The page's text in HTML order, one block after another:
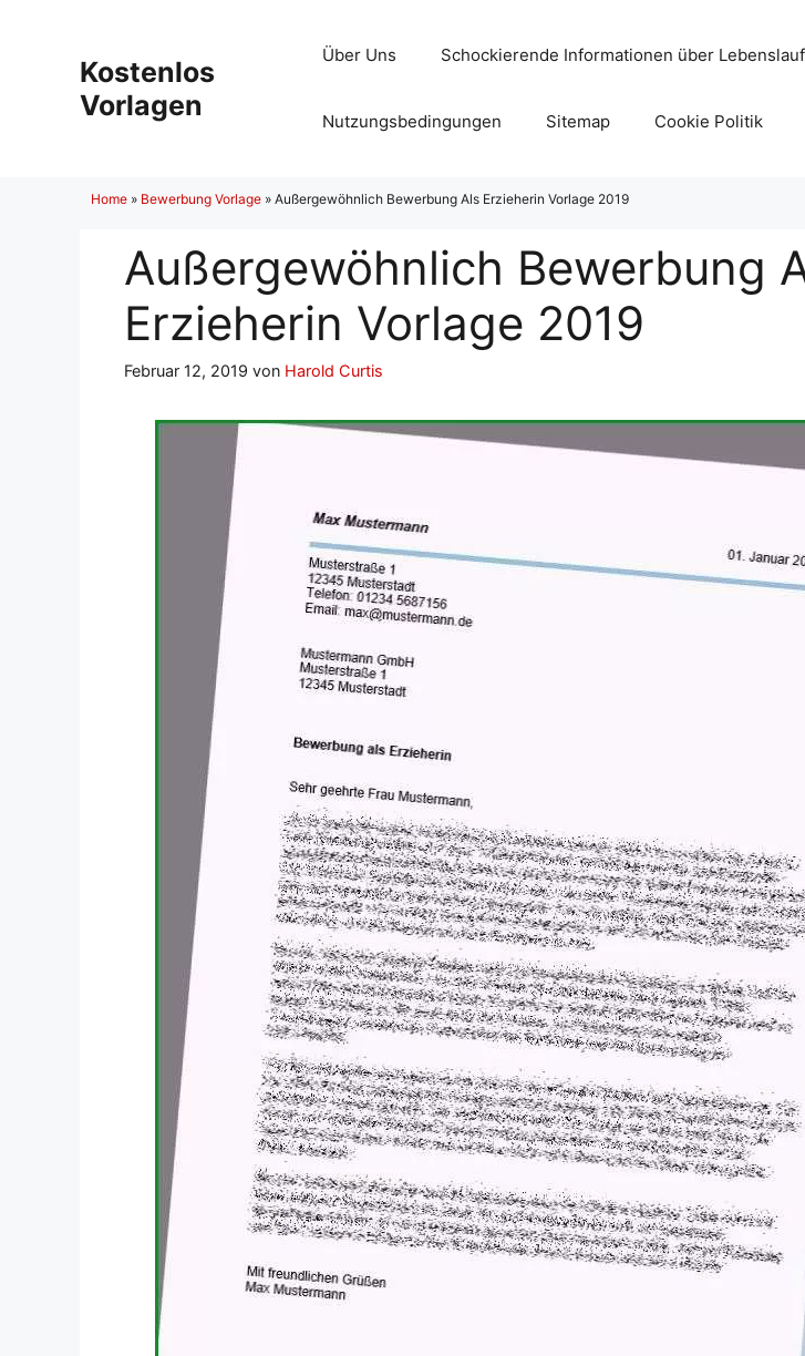
Kostenlos
Vorlagen
Über Uns Schockierende Informationen über
Nutzungsbedingungen Sitemap Cookie Politik
Home » Bewerbung Vorlage » Außergewöhnlich Bewerbung Als Erzieherin Vorlage 2019
Außergewöhnlich Bewerbung
Erzieherin Vorlage 2019
Februar 12, 2019 von Harold Curtis